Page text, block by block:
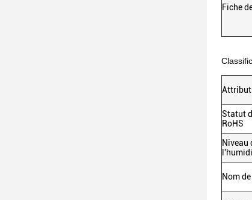
Fiche
Attribut
Statut
RoHS
Niveau
Nom